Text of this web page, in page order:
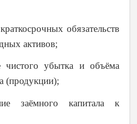
обязательств
активов;
чистого убытка и объёма
(продукции);
заёмного капитала к